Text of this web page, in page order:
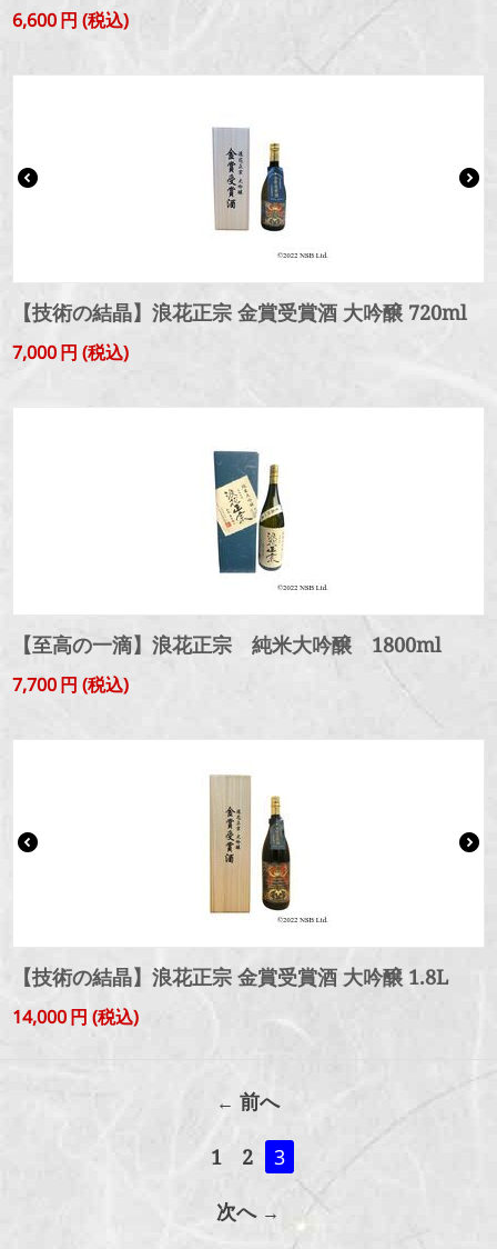
6,600円 (税込)
【技術の結晶】浪花正宗 金賞受賞酒 大吟醸 720ml
7,000円 (税込)
【至高の一滴】浪花正宗 純米大吟醸 1800ml
7,700円 (税込)
【技術の結晶】浪花正宗 金賞受賞酒 大吟醸 1.8L
14,000円 (税込)
前へ
1 2 3
次へ